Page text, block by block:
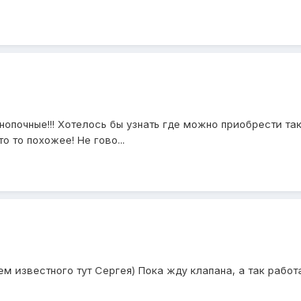
Хотелось бы узнать где можно приобрести
то похожее! Не гово...
тут Сергея) Пока жду клапана, а так